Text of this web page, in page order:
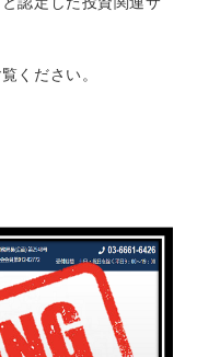
ください。